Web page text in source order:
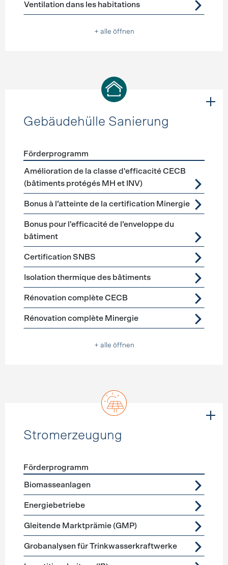
Ventilation dans les habitations
+ alle öffnen
Gebäudehülle Sanierung
Förderprogramme Gebäudehülle Sanierung
Förderprogramm
Amélioration de la classe d'efficacité CECB
(bâtiments protégés MH et INV)
Bonus à l’atteinte de la certification Minergie
Bonus pour l'efficacité de l’enveloppe du
bâtiment
Certification SNBS
Isolation thermique des bâtiments
Rénovation complète CECB
Rénovation complète Minergie
+ alle öffnen
Stromerzeugung
Förderprogramme
Förderprogramm
Biomasseanlagen
Energiebetriebe
Gleitende Marktprämie (GMP)
Grobanalysen für Trinkwasserkraftwerke